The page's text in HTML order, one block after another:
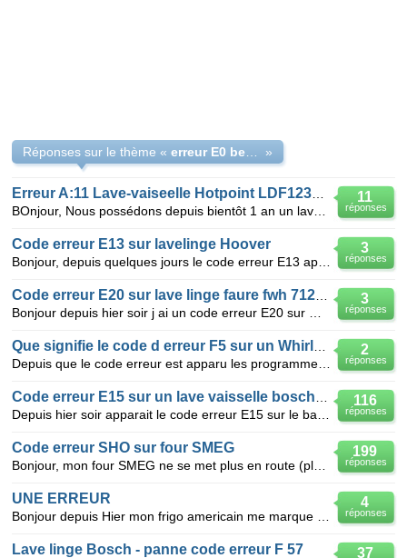
Réponses sur le thème « »
11
réponses
3
réponses
Code erreur E13 sur lavelinge Hoover
3
réponses
2
réponses
116
réponses
199
réponses
Code erreur SHO sur four SMEG
4
réponses
UNE ERREUR
37
Lave linge Bosch - panne code erreur F 57